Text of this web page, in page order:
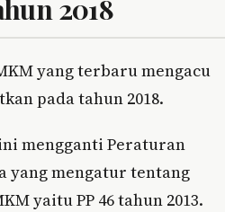
2018
yang terbaru mengacu
pada tahun 2018.
mengganti Peraturan
yang mengatur tentang
yaitu PP 46 tahun 2013.